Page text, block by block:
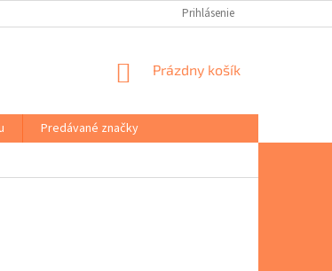
ZMLUVY) VŠEOBECNÉ OBCHODNÉ
Prihlásenie
NÁKUPNÝ
Prázdny košík
Predávané značky